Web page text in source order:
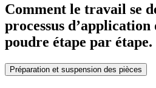
Comment le travail se
processus
poudre étape par étape.
Préparation et suspension des pièces